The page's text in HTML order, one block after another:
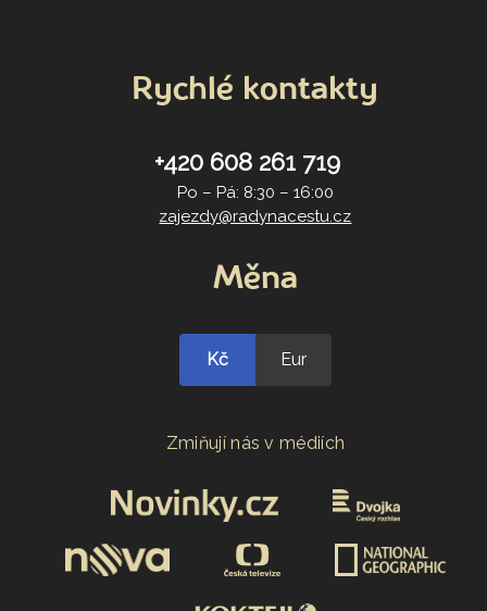
Rychlé kontakty
+420 608 261 719
Po – Pá: 8:30 – 16:00
zajezdy@radynacestu.cz
Měna
Kč Eur
Zmiňují nás v médiích